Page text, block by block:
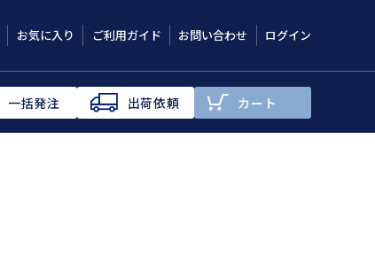
お気に入り ご利用ガイド お問い合わせ ログイン
一括発注 出荷依頼 カート